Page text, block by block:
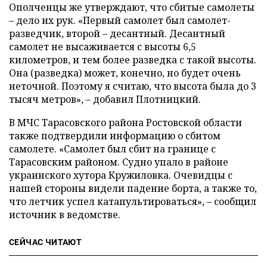
Ополченцы же утверждают, что сбитые самолеты
– дело их рук. «Первый самолет был самолет-
разведчик, второй – десантный. Десантный
самолет не высаживается с высоты 6,5
километров, и тем более разведка с такой высоты.
Она (разведка) может, конечно, но будет очень
неточной. Поэтому я считаю, что высота была до 3
тысяч метров»,– добавил Плотницкий.
В МЧС Тарасовского района Ростовской области
также подтвердили информацию о сбитом
самолете. «Самолет был сбит на границе с
Тарасовским районом. Судно упало в районе
украинского хутора Кружиловка. Очевидцы с
нашей стороны видели падение борта, а также то,
что летчик успел катапультироваться», – сообщил
источник в ведомстве.
СЕЙЧАС ЧИТАЮТ